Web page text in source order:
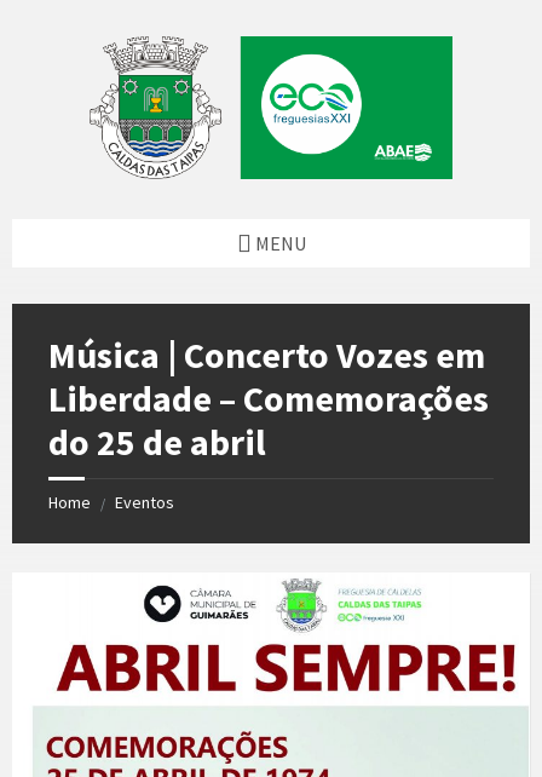
MENU
Música | Concerto Vozes em
Liberdade – Comemorações
do 25 de abril
Home / Eventos